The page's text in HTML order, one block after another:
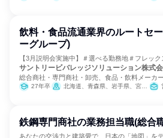
飲料・食品流通業界のルートセ
ーグループ)
【3月説明会実施中】＃選べる勤務地＃フレック
サントリービバレッジソリューション株式
総合商社・専門商社・卸売、食品・飲料メーカ
27年卒 北海道、青森県、岩手県、宮城県、秋田県、山形県、福島県、茨城県、栃木県、群馬県、埼玉県、千葉県、東京都、神奈川県、新潟県、富山県、石川県、福井県、山梨県、長野県、岐阜県、静岡県、愛知県、三重県、滋賀県、京都府、大阪府、兵庫県、奈良県、和歌山県、岡山県、広島県、山口県、徳島県、香川県、愛媛県、高知県、福岡県、佐賀県、長崎県、熊本県、大分県、宮崎県
鉄鋼専門商社の業務担当職(総合
あなたの交渉力と建築愛で、日本の「地図」を